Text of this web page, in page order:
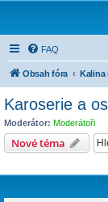
FAQ
Obsah fóra
Karoserie a
Moderátor: Moderátoři
Nové téma